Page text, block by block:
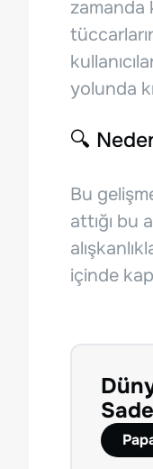
zamanda
yolunda
🔍
Bu
attığı bu
içinde